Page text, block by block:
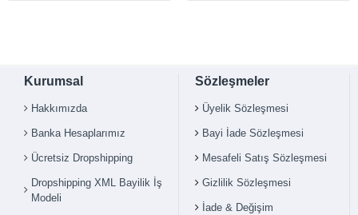
Kurumsal
Hakkımızda
Banka Hesaplarımız
Ücretsiz Dropshipping
Dropshipping XML Bayilik İş
Modeli
Sözleşmeler
Üyelik Sözleşmesi
Bayi İade Sözleşmesi
Mesafeli Satış Sözleşmesi
Gizlilik Sözleşmesi
İade & Değişim